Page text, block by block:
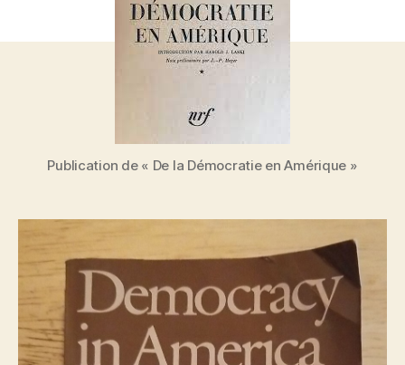
la
Publication de « De la Démocratie en Amérique »